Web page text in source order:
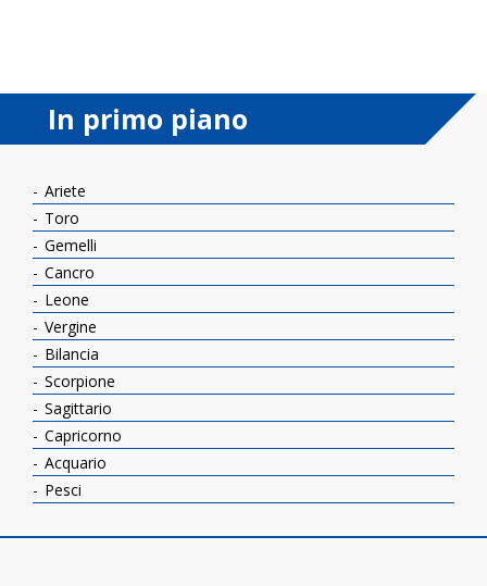
In primo piano
Ariete
Toro
Gemelli
Cancro
Leone
Vergine
Bilancia
Scorpione
Sagittario
Capricorno
Acquario
Pesci